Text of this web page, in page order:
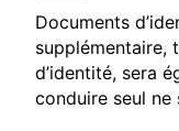
Documents
supplémentaire,
d’identité, sera
conduire seul ne